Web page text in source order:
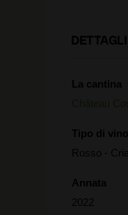
La cantina
Tipo di vino
Rosso -
Annata
2022